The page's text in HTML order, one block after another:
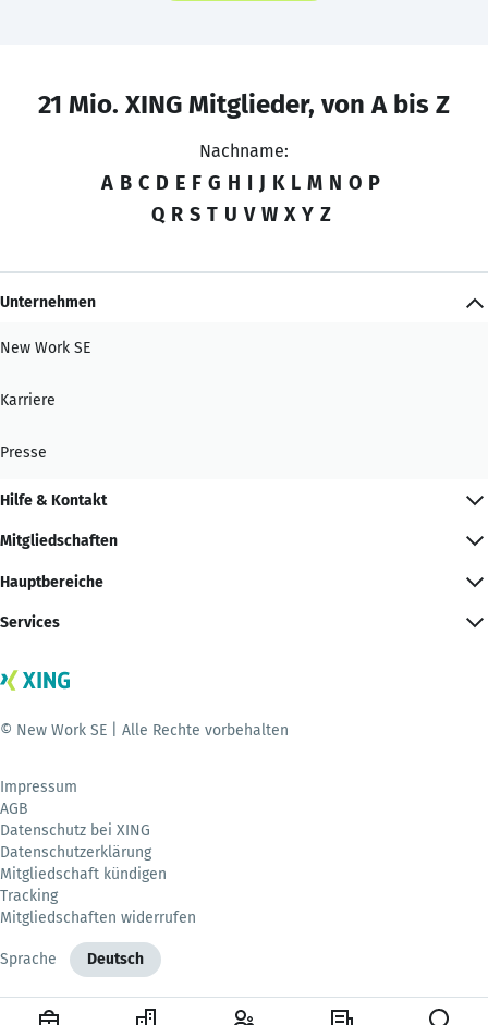
21 Mio. XING Mitglieder, von A bis Z
Nachname:
A B C D E F G H I J K L M N O P
Q R S T U V W X Y Z
Unternehmen
New Work SE
Karriere
Presse
Hilfe & Kontakt
Mitgliedschaften
Hauptbereiche
Services
© New Work SE | Alle Rechte vorbehalten
Impressum
AGB
Datenschutz bei XING
Datenschutzerklärung
Mitgliedschaft kündigen
Tracking
Mitgliedschaften widerrufen
Sprache Deutsch